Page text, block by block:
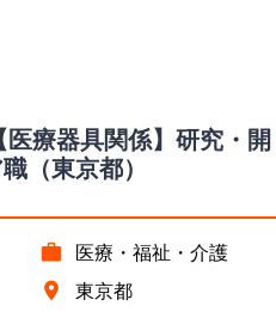
医療器具関係】研究・開
（東京都）
医療・福祉・介護
東京都